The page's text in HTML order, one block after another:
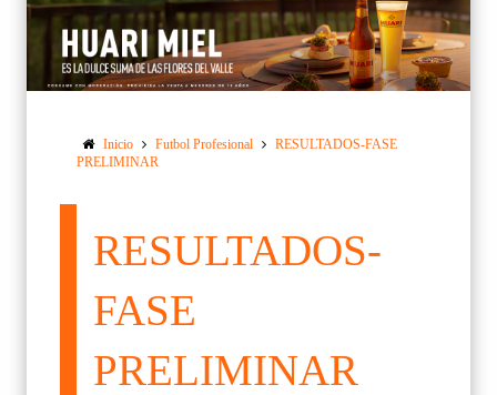
Inicio Futbol Profesional
RESULTADOS-FASE
PRELIMINAR
RESULTADOS-
FASE
PRELIMINAR